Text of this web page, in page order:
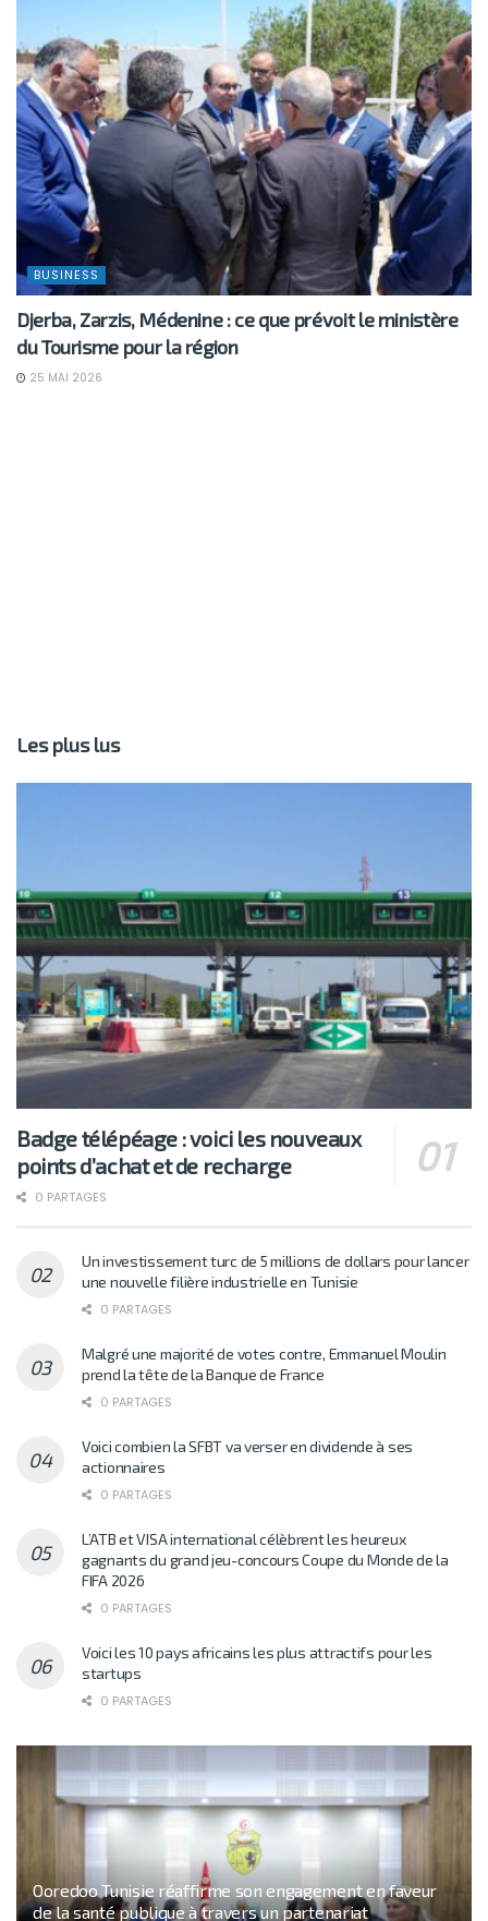
BUSINESS
Djerba, Zarzis, Médenine : ce que prévoit le ministère
du Tourisme pour la région
25 MAI 2026
Les plus lus
Badge télépéage : voici les nouveaux
points d’achat et de recharge
0 PARTAGES
Un investissement turc de 5 millions de dollars pour lancer
une nouvelle filière industrielle en Tunisie
0 PARTAGES
Malgré une majorité de votes contre, Emmanuel Moulin
prend la tête de la Banque de France
0 PARTAGES
Voici combien la SFBT va verser en dividende à ses
actionnaires
0 PARTAGES
L’ATB et VISA international célèbrent les heureux
gagnants du grand jeu-concours Coupe du Monde de la
FIFA 2026
0 PARTAGES
Voici les 10 pays africains les plus attractifs pour les
startups
0 PARTAGES
Ooredoo Tunisie réaffirme son engagement en faveur
de la santé publique à travers un partenariat